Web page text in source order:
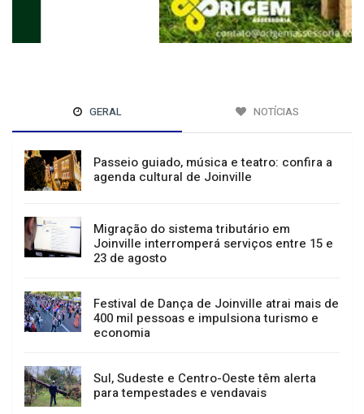
GERAL NOTÍCIAS
Passeio guiado, música e teatro: confira a
agenda cultural de Joinville
Migração do sistema tributário em
Joinville interromperá serviços entre 15 e
23 de agosto
Festival de Dança de Joinville atrai mais de
400 mil pessoas e impulsiona turismo e
economia